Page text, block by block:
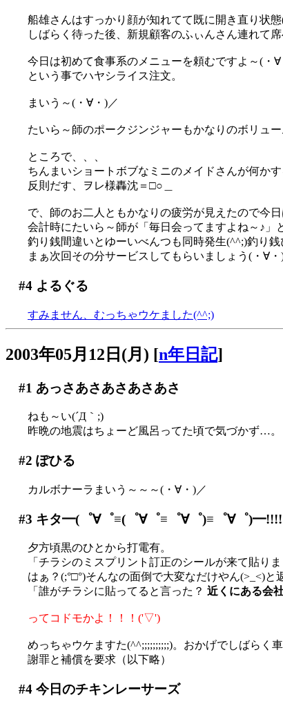
船雄さんはすっかり顔が知れてて既に開き直り状
しばらく待った後、新規顧客のふぃんさん連れて席
今日は初めて食事系のメニューを頼むですよ～(・∀
という事でハヤシライス注文。
まいう～(・∀・)／
たいら～師のポークジンジャーもかなりのボリュ
ところで、、、
ちんまいショートボブなミニのメイドさんが何か
反則だす、ヲレ様轟沈＝□○＿
で、師のお二人ともかなりの疲労が見えたので今日
会計時にたいら～師が「毎日会ってますよね～♪」
釣り銭間違いとゆーいべんつも同時発生(^^;)釣り
まぁ次回その分サービスしてもらいましょう(・∀
#4よるぐる
すみません、むっちゃウケました(^^;)
2003年05月12日(月) [n年日記]
#1 あっさあさあさあさあさ
ねも～い(´Д｀;)
昨晩の地震はちょーど風呂ってた頃で気づかず…。
#2 ぽひる
カルボナーラまいう～～～(・∀・)／
#3 キタ━(゜∀゜≡(゜∀゜≡゜∀゜)≡゜∀゜)━!!!!
夕方頃黒のひとから打電有。
「チラシのミスプリント訂正のシールが来て貼りま
はぁ？(;°□°)そんなの面倒で大変なだけやん(>_<)と
「誰がチラシに貼ってると言った？ 近くにある会
ってコドモかよ！！！('▽')
めっちゃウケますた(^^;;;;;;;;;;)。おかげでしばらく
謝罪と補償を要求（以下略）
#4今日のチキンレーサーズ